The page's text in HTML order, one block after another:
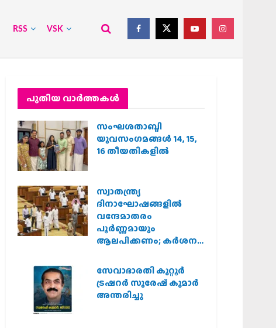
RSS VSK
പുതിയ വാര്‍ത്തകള്‍
സംഘശതാബ്ദി
യുവസംഗമങ്ങള്‍ 14, 15,
16 തീയതികളില്‍
സ്വാതന്ത്ര്യ
ദിനാഘോഷങ്ങളിൽ
വന്ദേമാതരം
പൂർണ്ണമായും
ആലപിക്കണം; കർശന
സർക്കാർ
സേവാഭാരതി കുറ്റൂർ
ട്രഷറർ സുരേഷ് കുമാർ
അന്തരിച്ചു